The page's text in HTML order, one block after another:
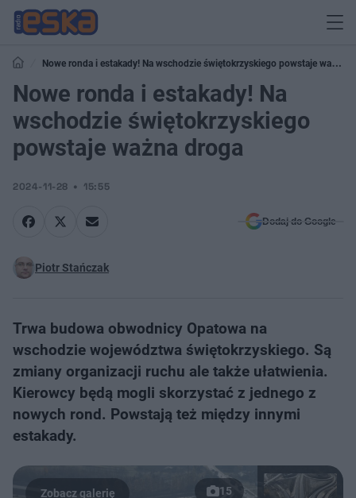
Nowe ronda i estakady! Na wschodzie świętokrzyskiego powstaje ważna
droga
Nowe ronda i estakady! Na
wschodzie świętokrzyskiego
powstaje ważna droga
2024-11-28 15:55
Dodaj do Google
Piotr Stańczak
Trwa budowa obwodnicy Opatowa na
wschodzie województwa świętokrzyskiego. Są
zmiany organizacji ruchu ale także ułatwienia.
Kierowcy będą mogli skorzystać z jednego z
nowych rond. Powstają też między innymi
estakady.
15